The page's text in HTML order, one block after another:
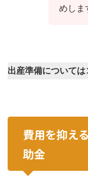
めしま
出産準備について
費用を抑え
助金